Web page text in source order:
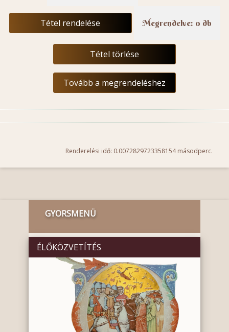
Tétel rendelése Megrendelve: 0 db
Tétel törlése
Tovább a megrendeléshez
Renderelési idő: 0.0072829723358154 másodperc.
GYORSMENÜ
ÉLŐKÖZVETÍTÉS